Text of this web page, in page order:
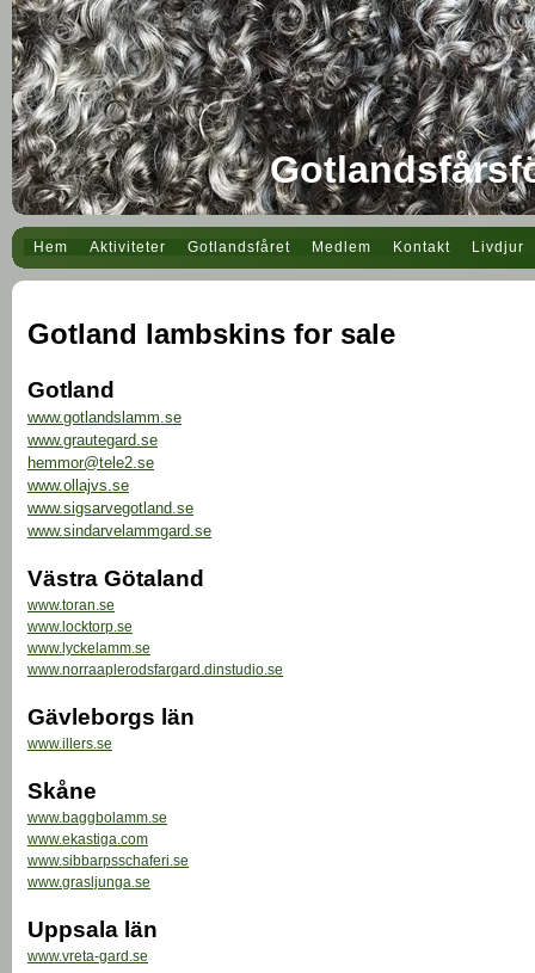
Hem Aktiviteter Gotlandsfåret Medlem Kontakt Livdjur
Gotland lambskins for sale
Gotland
www.gotlandslamm.se
www.grautegard.se
hemmor@tele2.se
www.ollajvs.se
www.sigsarvegotland.se
www.sindarvelammgard.se
Västra Götaland
www.toran.se
www.locktorp.se
www.lyckelamm.se
www.norraaplerodsfargard.dinstudio.se
Gävleborgs län
www.illers.se
Skåne
www.baggbolamm.se
www.ekastiga.com
www.sibbarpsschaferi.se
www.grasljunga.se
Uppsala län
www.vreta-gard.se